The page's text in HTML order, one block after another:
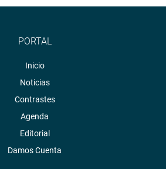
PORTAL
Inicio
Noticias
Contrastes
Agenda
Editorial
Damos Cuenta